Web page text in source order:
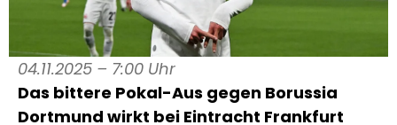
04.11.2025 – 7:00 Uhr
Das bittere Pokal-Aus gegen Borussia
Dortmund wirkt bei Eintracht Frankfurt